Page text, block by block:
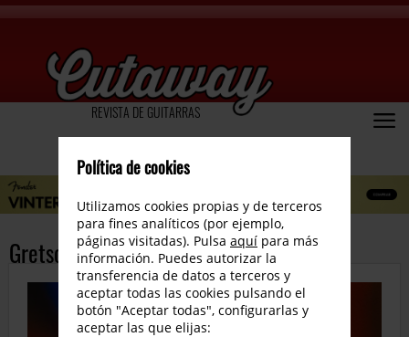
REVISTA DE GUITARRAS
Gretsch Center Block P-90 Models
Política de cookies
Utilizamos cookies propias y de terceros
para fines analíticos (por ejemplo,
páginas visitadas). Pulsa aquí para más
información. Puedes autorizar la
transferencia de datos a terceros y
aceptar todas las cookies pulsando el
botón "Aceptar todas", configurarlas y
aceptar las que elijas: